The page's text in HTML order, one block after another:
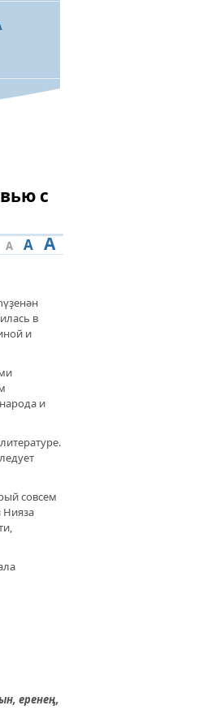
В
с
A A A
в
и
и
совсем
Нияза
еренең,